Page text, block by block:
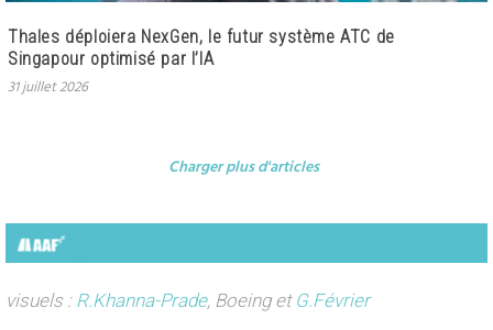
Thales déploiera NexGen, le futur système ATC de
Singapour optimisé par l’IA
31 juillet 2026
Charger plus d'articles
visuels : R.Khanna-Prade, Boeing et G.Février